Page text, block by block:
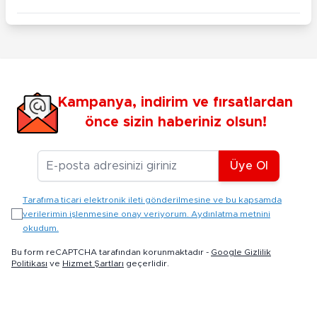
Kampanya, indirim ve fırsatlardan
önce sizin haberiniz olsun!
E-posta Adresiniz
Üye Ol
Tarafıma ticari elektronik ileti gönderilmesine ve bu kapsamda
verilerimin işlenmesine onay veriyorum. Aydınlatma metnini
okudum.
Bu form reCAPTCHA tarafından korunmaktadır - Google Gizlilik
Politikası ve Hizmet Şartları geçerlidir.